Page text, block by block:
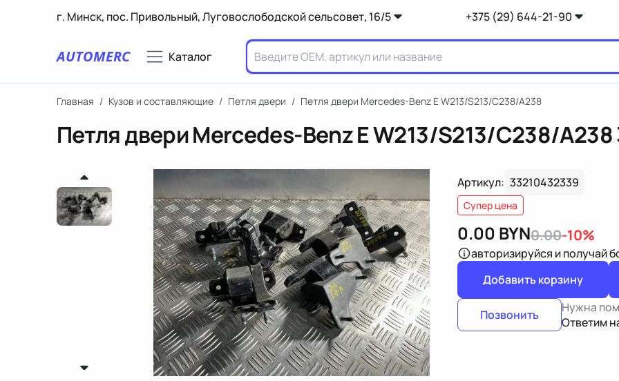
г. Минск, пос. Привольный, Луговослободской сельсовет, 16/5 +375 (29) 644-21-90
AUTOMERC Каталог
Главная / Кузов и составляющие / Петля двери / Петля двери Mercedes-Benz E W213/S213/C238/A238
Петля двери Mercedes-Benz E W213/S213/C238/A238
Артикул: 33210432339
Супер цена
0.00 BYN0.00-10%
авторизируйся и получай
Добавить корзину
Позвонить
Нужна
Ответим